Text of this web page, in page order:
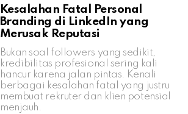
Kesalahan Fatal Personal
Branding di LinkedIn yang
Merusak Reputasi
Bukan soal followers yang sedikit,
kredibilitas profesional sering kali
hancur karena jalan pintas. Kenali
berbagai kesalahan fatal yang justru
membuat rekruter dan klien potensial
menjauh.